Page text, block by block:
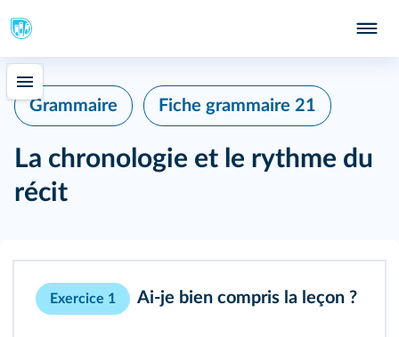
Grammaire Fiche grammaire 21
La chronologie et le rythme du
récit
Exercice 1 Ai-je bien compris la leçon ?